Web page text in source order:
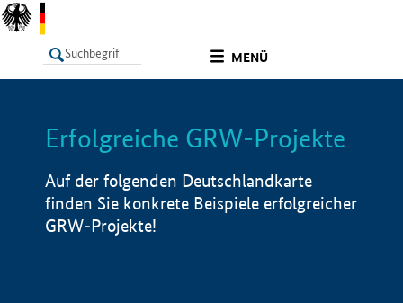
MENÜ
LISTE Info
Erfolgreiche GRW-Projekte
Auf der folgenden Deutschlandkarte
finden Sie konkrete Beispiele erfolgreicher
GRW-Projekte!